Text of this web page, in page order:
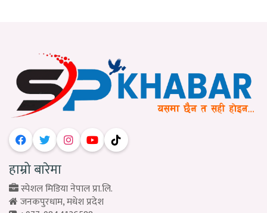
हाम्रो बारेमा
स्पेशल मिडिया नेपाल प्रा.लि.
जनकपुरधाम, मधेश प्रदेश